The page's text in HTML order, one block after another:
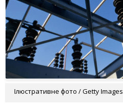
Ілюстративне фото / Getty Images